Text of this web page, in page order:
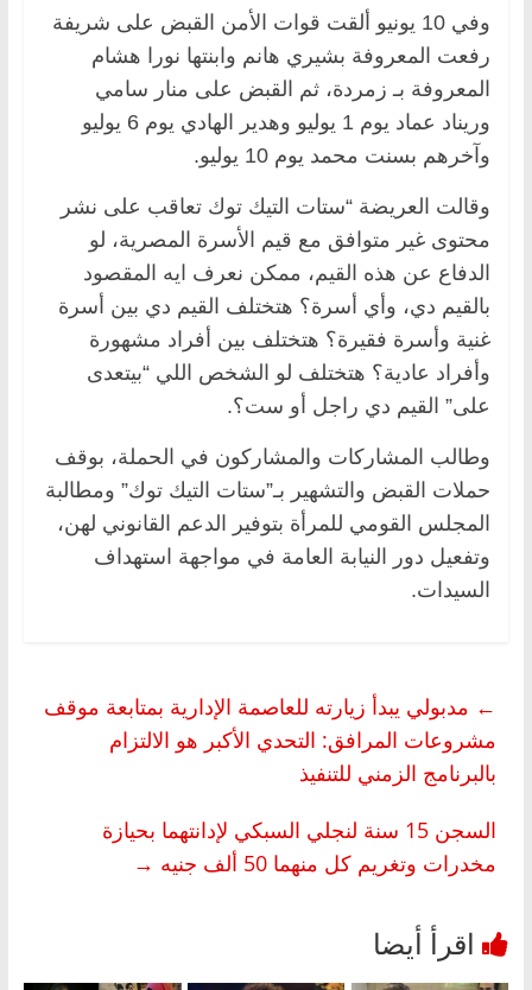
وفي 10 يونيو ألقت قوات الأمن القبض على شريفة
رفعت المعروفة بشيري هانم وابنتها نورا هشام
المعروفة بـ زمردة، ثم القبض على منار سامي
وريناد عماد يوم 1 يوليو وهدير الهادي يوم 6 يوليو
وآخرهم بسنت محمد يوم 10 يوليو.
وقالت العريضة “ستات التيك توك تعاقب على نشر
محتوى غير متوافق مع قيم الأسرة المصرية، لو
الدفاع عن هذه القيم، ممكن نعرف ايه المقصود
بالقيم دي، وأي أسرة؟ هتختلف القيم دي بين أسرة
غنية وأسرة فقيرة؟ هتختلف بين أفراد مشهورة
وأفراد عادية؟ هتختلف لو الشخص اللي “بيتعدى
على” القيم دي راجل أو ست؟.
وطالب المشاركات والمشاركون في الحملة، بوقف
حملات القبض والتشهير بـ”ستات التيك توك” ومطالبة
المجلس القومي للمرأة بتوفير الدعم القانوني لهن،
وتفعيل دور النيابة العامة في مواجهة استهداف
السيدات.
← مدبولي يبدأ زيارته للعاصمة الإدارية بمتابعة موقف
مشروعات المرافق: التحدي الأكبر هو الالتزام
بالبرنامج الزمني للتنفيذ
السجن 15 سنة لنجلي السبكي لإدانتهما بحيازة
مخدرات وتغريم كل منهما 50 ألف جنيه
→